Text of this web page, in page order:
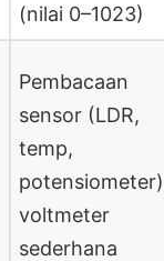
(nilai 0–1023)
Pembacaan
sensor (LDR,
temp,
voltmeter
sederhana